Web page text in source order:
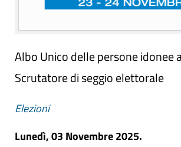
Albo Unico delle persone idonee
Scrutatore di seggio elettorale
Elezioni
Lunedì, 03 Novembre 2025.